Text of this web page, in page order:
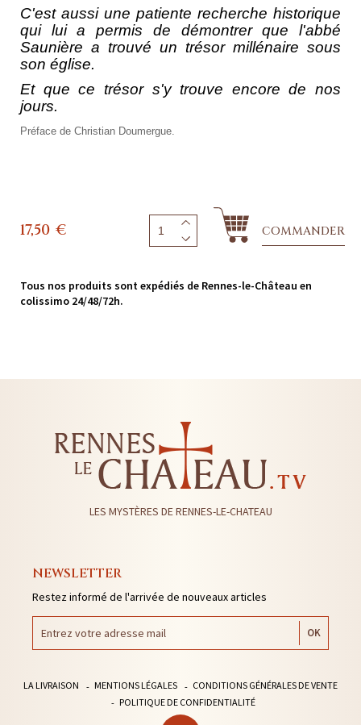
C'est aussi une patiente recherche historique
qui lui a permis de démontrer que l'abbé
Saunière a trouvé un trésor millénaire sous
son église.
Et que ce trésor s'y trouve encore de nos
jours.
Préface de Christian Doumergue.
17,50 € COMMANDER
Tous nos produits sont expédiés de Rennes-le-Château en
colissimo 24/48/72h.
LES MYSTÈRES DE RENNES-LE-CHATEAU
NEWSLETTER
Restez informé de l'arrivée de nouveaux articles
LA LIVRAISON MENTIONS LÉGALES
CONDITIONS GÉNÉRALES DE VENTE
POLITIQUE DE CONFIDENTIALITÉ